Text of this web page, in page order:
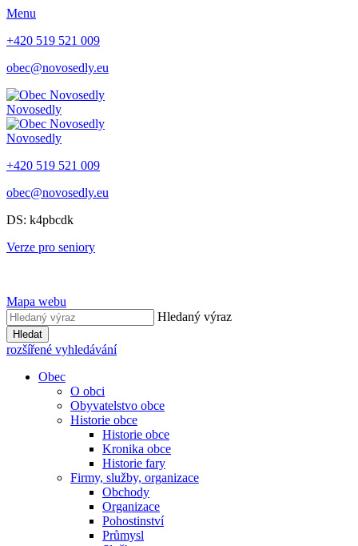
Menu
+420 519 521 009
obec@novosedly.eu
Novosedly
Novosedly
+420 519 521 009
obec@novosedly.eu
DS: k4pbcdk
Verze pro seniory
Mapa webu
Hledaný výraz
Hledat
rozšířené vyhledávání
Obec
O obci
Obyvatelstvo obce
Historie obce
Historie obce
Kronika obce
Historie fary
Firmy, služby, organizace
Obchody
Organizace
Pohostinství
Průmysl